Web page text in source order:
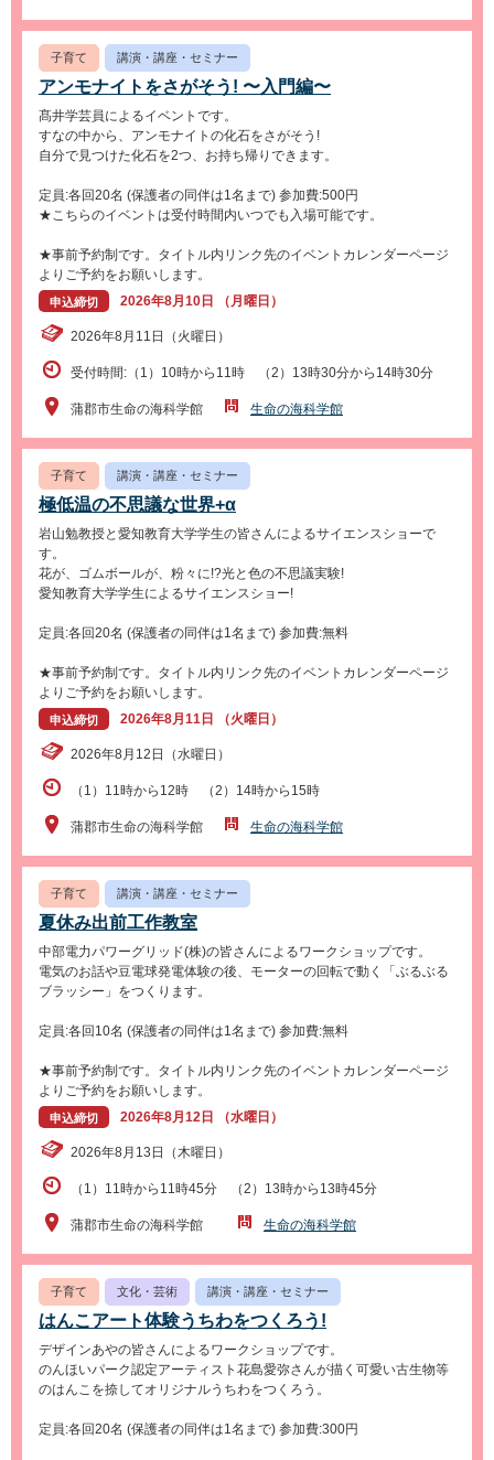
子育て 講演・講座・セミナー
アンモナイトをさがそう! 〜入門編〜
髙井学芸員によるイベントです。
すなの中から、アンモナイトの化石をさがそう!
自分で見つけた化石を2つ、お持ち帰りできます。
定員:各回20名 (保護者の同伴は1名まで) 参加費:500円
★こちらのイベントは受付時間内いつでも入場可能です。
★事前予約制です。タイトル内リンク先のイベントカレンダーページ
よりご予約をお願いします。
申込締切 2026年8月10日 （月曜日）
2026年8月11日（火曜日）
受付時間:（1）10時から11時 （2）13時30分から14時30分
蒲郡市生命の海科学館 生命の海科学館
子育て 講演・講座・セミナー
極低温の不思議な世界+α
岩山勉教授と愛知教育大学学生の皆さんによるサイエンスショーで
す。
花が、ゴムボールが、粉々に!?光と色の不思議実験!
愛知教育大学学生によるサイエンスショー!
定員:各回20名 (保護者の同伴は1名まで) 参加費:無料
★事前予約制です。タイトル内リンク先のイベントカレンダーページ
よりご予約をお願いします。
申込締切 2026年8月11日 （火曜日）
2026年8月12日（水曜日）
（1）11時から12時 （2）14時から15時
蒲郡市生命の海科学館 生命の海科学館
子育て 講演・講座・セミナー
夏休み出前工作教室
中部電力パワーグリッド(株)の皆さんによるワークショップです。
電気のお話や豆電球発電体験の後、モーターの回転で動く「ぶるぶる
ブラッシー」をつくります。
定員:各回10名 (保護者の同伴は1名まで) 参加費:無料
★事前予約制です。タイトル内リンク先のイベントカレンダーページ
よりご予約をお願いします。
申込締切 2026年8月12日 （水曜日）
2026年8月13日（木曜日）
（1）11時から11時45分 （2）13時から13時45分
蒲郡市生命の海科学館 生命の海科学館
子育て 文化・芸術 講演・講座・セミナー
はんこアート体験うちわをつくろう!
デザインあやの皆さんによるワークショップです。
のんほいパーク認定アーティスト花島愛弥さんが描く可愛い古生物等
のはんこを捺してオリジナルうちわをつくろう。
定員:各回20名 (保護者の同伴は1名まで) 参加費:300円